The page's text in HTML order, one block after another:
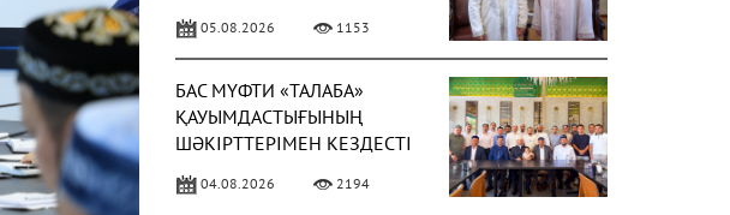
05.08.2026 1153
БАС МҮФТИ «ТАЛАБА»
ҚАУЫМДАСТЫҒЫНЫҢ
ШӘКІРТТЕРІМЕН КЕЗДЕСТІ
04.08.2026 2194